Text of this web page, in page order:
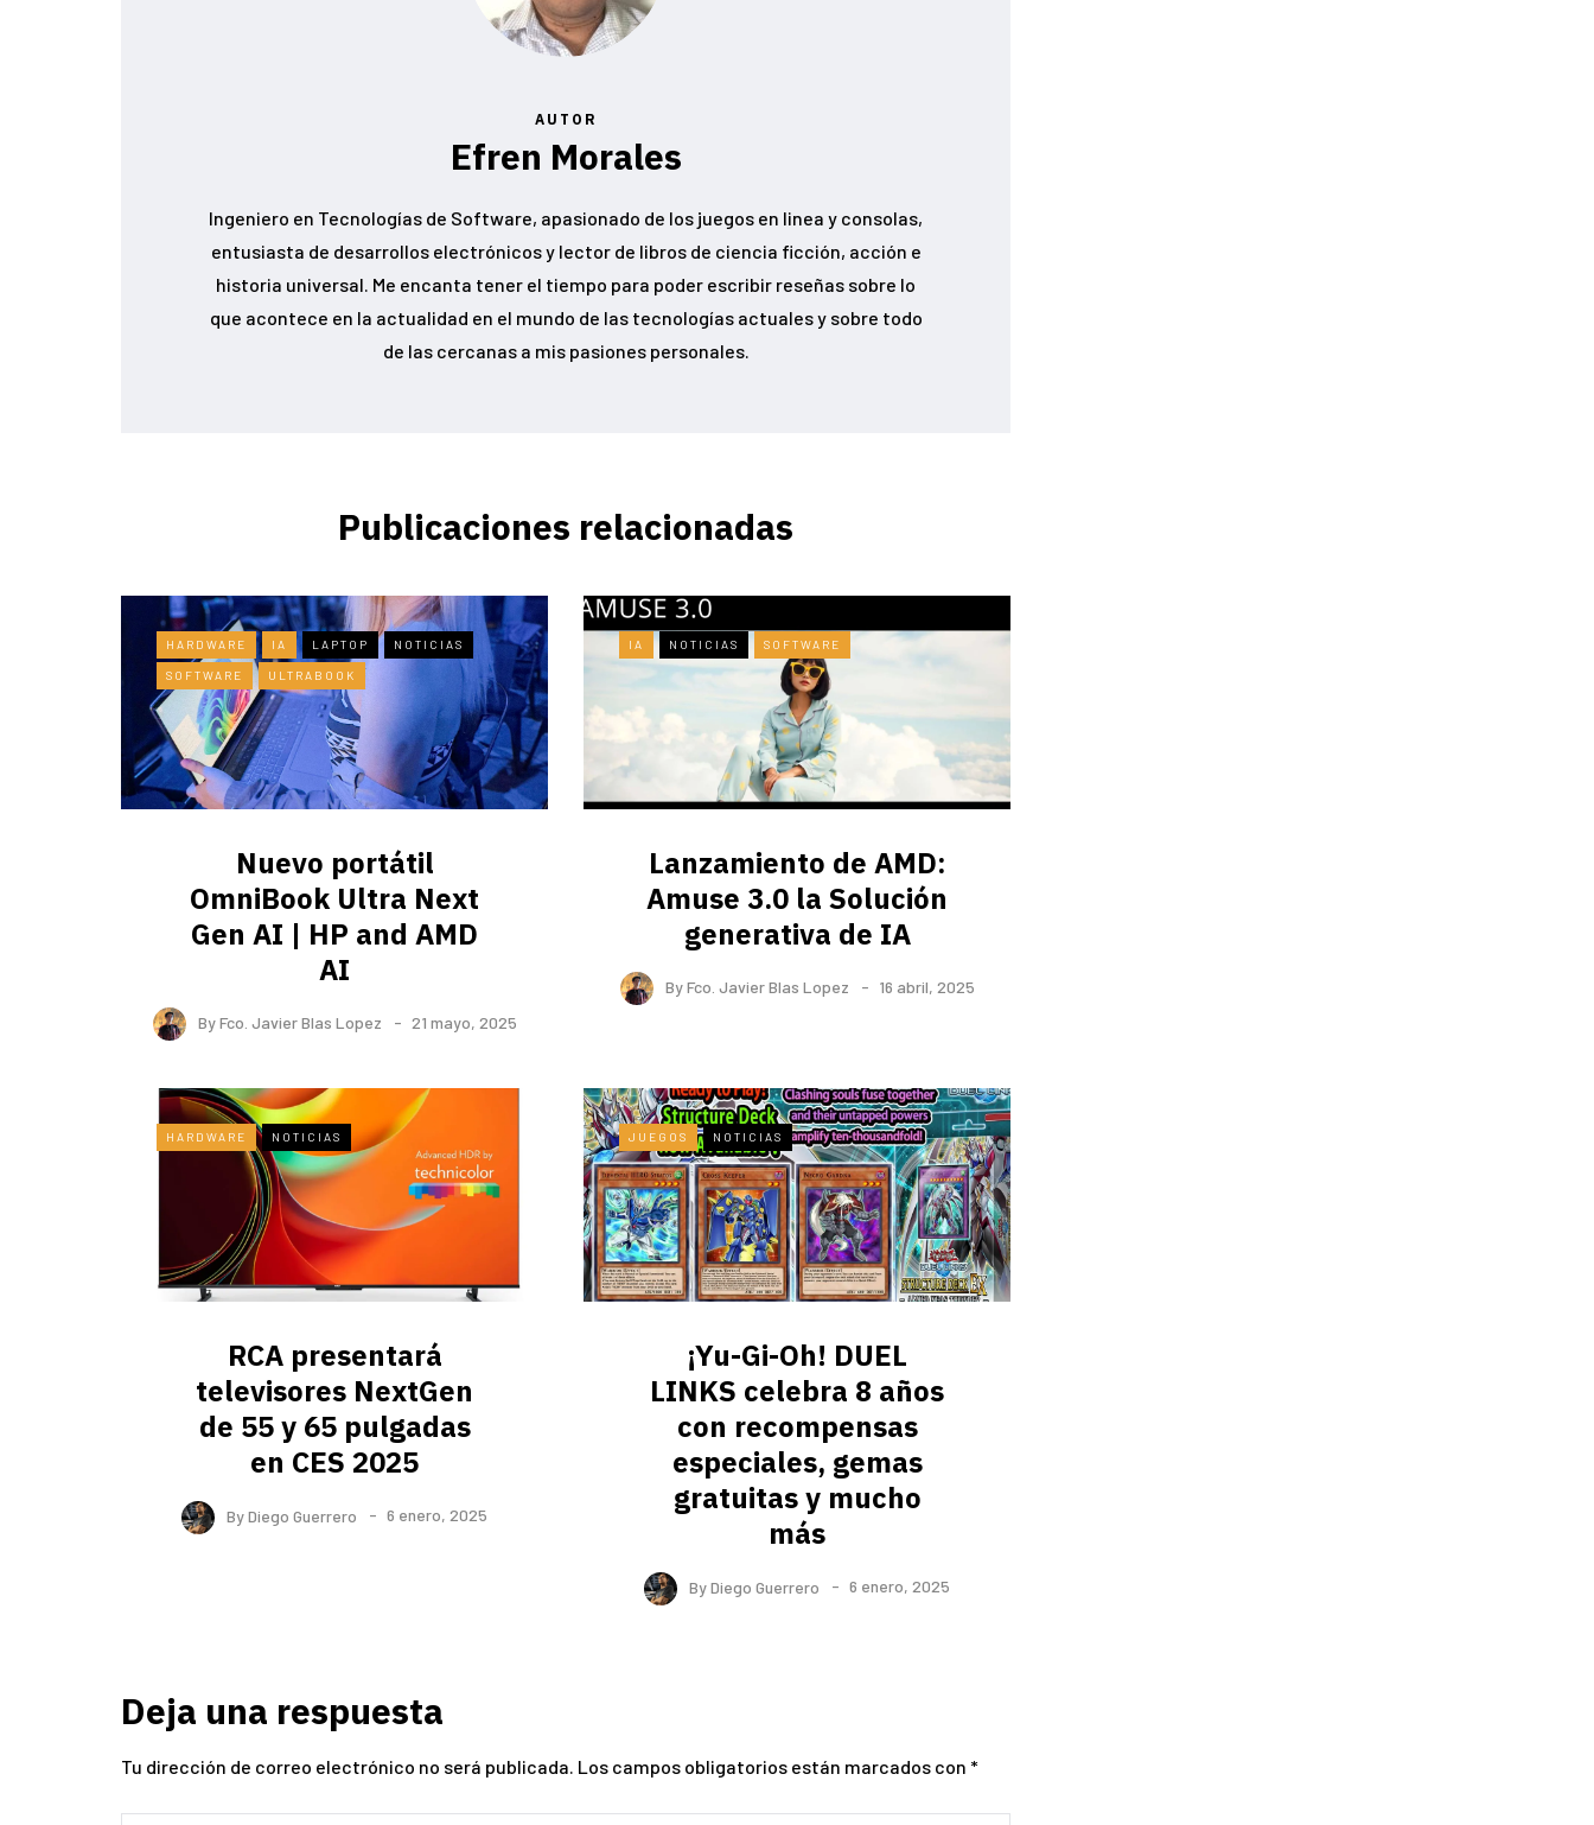
AUTOR
Efren Morales
Ingeniero en Tecnologías de Software, apasionado de los juegos en linea y consolas,
entusiasta de desarrollos electrónicos y lector de libros de ciencia ficción, acción e
historia universal. Me encanta tener el tiempo para poder escribir reseñas sobre lo
que acontece en la actualidad en el mundo de las tecnologías actuales y sobre todo
de las cercanas a mis pasiones personales.
Publicaciones relacionadas
HARDWARE IA LAPTOP NOTICIAS
SOFTWARE ULTRABOOK
Nuevo portátil
OmniBook Ultra ​Next
Gen AI | HP and AMD
AI
ByFco. Javier Blas Lopez 21 mayo, 2025
IA NOTICIAS SOFTWARE
Lanzamiento de AMD:
Amuse 3.0 la Solución
generativa de IA
ByFco. Javier Blas Lopez 16 abril, 2025
HARDWARE NOTICIAS
RCA presentará
televisores NextGen
de 55 y 65 pulgadas
en CES 2025
ByDiego Guerrero 6 enero, 2025
JUEGOS NOTICIAS
¡Yu-Gi-Oh! DUEL
LINKS celebra 8 años
con recompensas
especiales, gemas
gratuitas y mucho
más
ByDiego Guerrero 6 enero, 2025
Deja una respuesta
Tu dirección de correo electrónico no será publicada. Los campos obligatorios están marcados con *